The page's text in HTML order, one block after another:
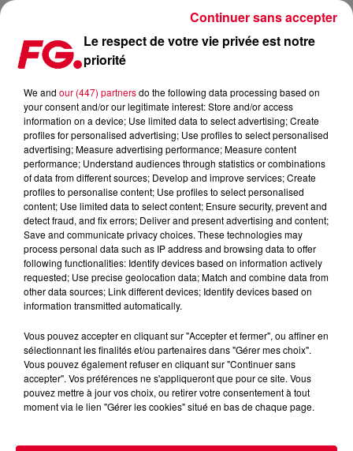
EDEN DUCOURANT | INTERVIEW | HAPPY HOUR | RADIO FG
Cet élément est masqué compte-tenu du refus du
dépôt de cookies que vous avez exprimé. Si vous
souhaitez l'afficher, merci de nous donner votre accord
en cliquant sur le bouton ci-dessous.
Afficher l'élément
Dans l'Happy Hour, Antoine Baduel a reçu Eden Ducourant.
diffusée sur TF1.
Le respect de votre vie privée est notre
priorité
We and our (447) partnersdo the following data processing based on
your consent and/or our legitimate interest: Store and/or access
information on a device; Use limited data to select advertising; Create
profiles for personalised advertising; Use profiles to select personalised
advertising; Measure advertising performance; Measure content
performance; Understand audiences through statistics or combinations
of data from different sources; Develop and improve services; Create
profiles to personalise content; Use profiles to select personalised
content; Use limited data to select content; Ensure security, prevent and
detect fraud, and fix errors; Deliver and present advertising and content;
Save and communicate privacy choices. These technologies may
process personal data such as IP address and browsing data to offer
following functionalities: Identify devices based on information actively
requested; Use precise geolocation data; Match and combine data from
other data sources; Link different devices; Identify devices based on
information transmitted automatically.
Vous pouvez accepter en cliquant sur "Accepter et fermer", ou affiner en
sélectionnant les finalités et/ou partenaires dans "Gérer mes choix".
Vous pouvez également refuser en cliquant sur "Continuer sans
accepter". Vos préférences ne s'appliqueront que pour ce site. Vous
pouvez mettre à jour vos choix, ou retirer votre consentement à tout
moment via le lien "Gérer les cookies" situé en bas de chaque page.
Continuer sans accepter